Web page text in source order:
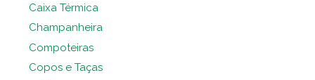
Caixa Térmica
Champanheira
Compoteiras
Copos e Taças